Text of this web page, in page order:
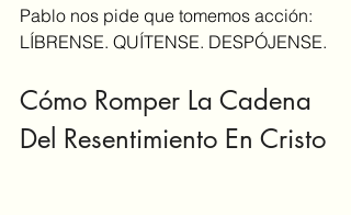
Pablo nos pide que tomemos acción:
LÍBRENSE. QUÍTENSE. DESPÓJENSE.
Cómo Romper La Cadena
Del Resentimiento En Cristo